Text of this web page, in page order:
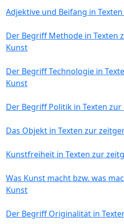
Adjektive und Beifang in
Der Begriff Methode in Texten
Kunst
Der Begriff Technologie in
Kunst
Der Begriff Politik in Texten
Das Objekt in Texten zur
Kunstfreiheit in Texten zur
Was Kunst macht bzw. was
Kunst
Der Begriff Originalität in